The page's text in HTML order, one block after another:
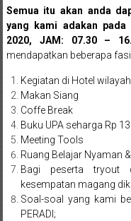
Badung,
Gianyar,
Mataram,
Lombok,
Sragen,
Karanganyar,
Malang,
Semua itu akan anda
yang kami adakan pada
2020, JAM: 07.30 –
mendapatkan beberapa
Kegiatan di Hotel
Makan Siang
Coffe Break
Buku UPA seharga Rp
Meeting Tools
Ruang Belajar Nyaman
Bagi peserta tryout
kesempatan magang
Soal-soal yang kami
PERADI;